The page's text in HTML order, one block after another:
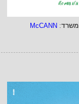
משרד:
McCANN